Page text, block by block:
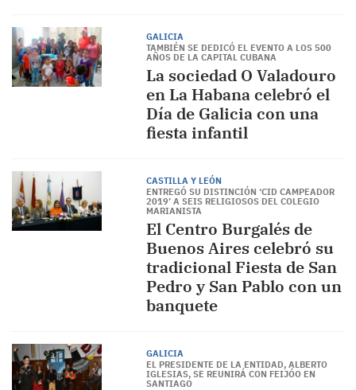
GALICIA
TAMBIÉN SE DEDICÓ EL EVENTO A LOS 500
AÑOS DE LA CAPITAL CUBANA
La sociedad O Valadouro
en La Habana celebró el
Día de Galicia con una
fiesta infantil
CASTILLA Y LEÓN
ENTREGÓ SU DISTINCIÓN ‘CID CAMPEADOR
2019’ A SEIS RELIGIOSOS DEL COLEGIO
MARIANISTA
El Centro Burgalés de
Buenos Aires celebró su
tradicional Fiesta de San
Pedro y San Pablo con un
banquete
GALICIA
EL PRESIDENTE DE LA ENTIDAD, ALBERTO
IGLESIAS, SE REUNIRÁ CON FEIJÓO EN
SANTIAGO